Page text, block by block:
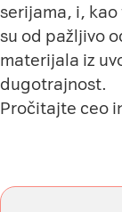
serijama, i,
su od pažljivo
materijala iz
dugotrajnost.
Pročitajte ceo